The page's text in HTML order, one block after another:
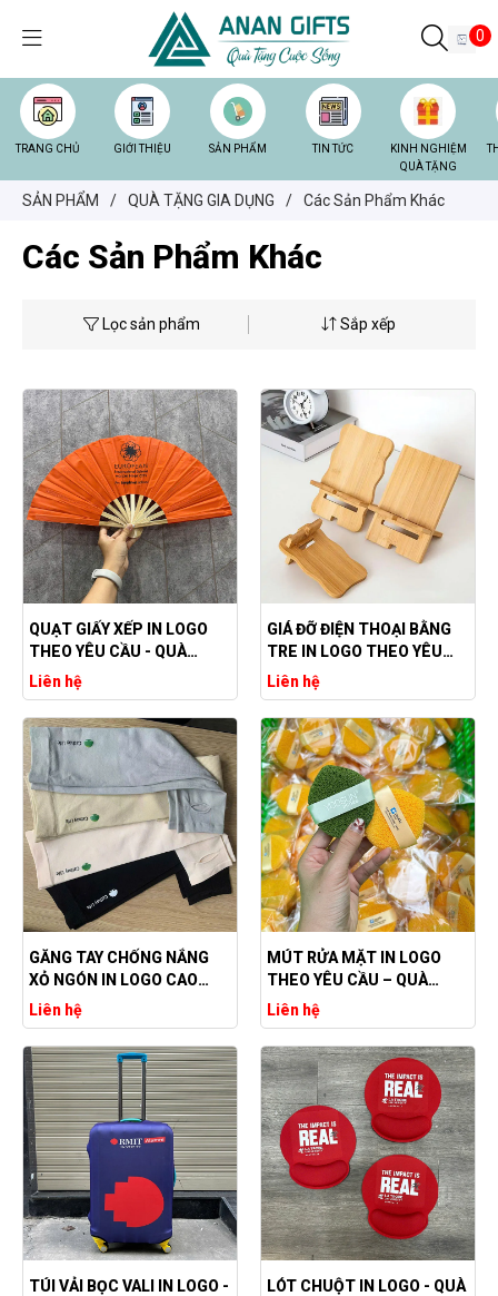
0
TRANG CHỦ GIỚI THIỆU SẢN PHẨM TIN TỨC
KINH NGHIỆM
QUÀ TẶNG
SẢN PHẨM / QUÀ TẶNG GIA DỤNG / Các Sản Phẩm Khác
Các Sản Phẩm Khác
Lọc sản phẩm Sắp xếp
QUẠT GIẤY XẾP IN LOGO
THEO YÊU CẦU - QUÀ
TẶNG QUẢNG CÁO ĐỘC
ĐÁO TĂNG NHẬN DIỆN
THƯƠNG HIỆU
Liên hệ
GIÁ ĐỠ ĐIỆN THOẠI BẰNG
TRE IN LOGO THEO YÊU
CẦU - TỐI GIẢN, THÂN
THIỆN MÔI TRƯỜNG
Liên hệ
GĂNG TAY CHỐNG NẮNG
XỎ NGÓN IN LOGO CAO
CẤP
Liên hệ
MÚT RỬA MẶT IN LOGO
THEO YÊU CẦU – QUÀ
TẶNG DOANH NGHIỆP
THIẾT THỰC, DỄ GHI NHỚ
Liên hệ
TÚI VẢI BỌC VALI IN LOGO -
LÓT CHUỘT IN LOGO - QUÀ